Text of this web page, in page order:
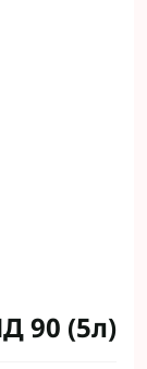
90 (5л)